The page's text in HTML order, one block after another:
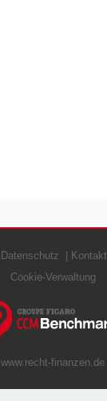
Datenschutz Kontakt
Cookie-Verwaltung
www.recht-finanzen.de